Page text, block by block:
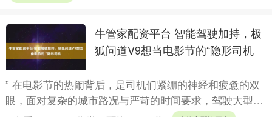
牛管家配资平台 智能驾驶加持，极
狐问道V9想当电影节的“隐形司机
” 在电影节的热闹背后，是司机们紧绷的神经和疲惫的双
眼，面对复杂的城市路况与严苛的时间要求，驾驶大型